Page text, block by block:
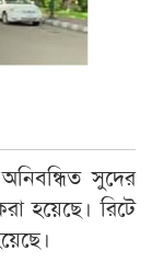
সুদের
হয়েছে। রিটে